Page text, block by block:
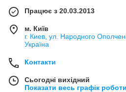
Працює з 20.03.2013
м. Київ
г. Киев, ул. Народного
Україна
Контакти
Сьогодні вихідний
Показати весь графік роботи